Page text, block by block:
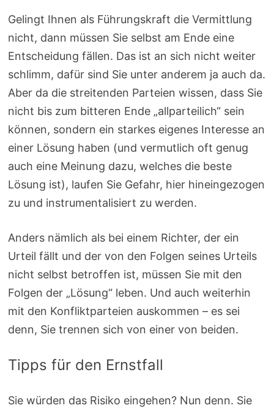
Gelingt Ihnen als Führungskraft die Vermittlung
nicht, dann müssen Sie selbst am Ende eine
Entscheidung fällen. Das ist an sich nicht weiter
schlimm, dafür sind Sie unter anderem ja auch da.
Aber da die streitenden Parteien wissen, dass Sie
nicht bis zum bitteren Ende „allparteilich“ sein
können, sondern ein starkes eigenes Interesse an
einer Lösung haben (und vermutlich oft genug
auch eine Meinung dazu, welches die beste
Lösung ist), laufen Sie Gefahr, hier hineingezogen
zu und instrumentalisiert zu werden.
Anders nämlich als bei einem Richter, der ein
Urteil fällt und der von den Folgen seines Urteils
nicht selbst betroffen ist, müssen Sie mit den
Folgen der „Lösung“ leben. Und auch weiterhin
mit den Konfliktparteien auskommen – es sei
denn, Sie trennen sich von einer von beiden.
Tipps für den Ernstfall
Sie würden das Risiko eingehen? Nun denn. Sie